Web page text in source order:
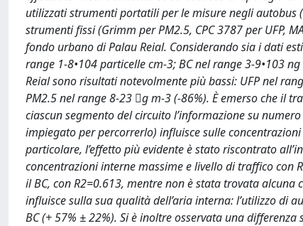
utilizzati strumenti portatili per le misure negli autobus
strumenti fissi (Grimm per PM2.5, CPC 3787 per UFP,
fondo urbano di Palau Reial. Considerando sia i dati
range 1-8•104 particelle cm-3; BC nel range 3-9•103
Reial sono risultati notevolmente più bassi: UFP nel
PM2.5 nel range 8-23 g m-3 (-86%). È emerso che il
ciascun segmento del circuito l’informazione su
impiegato per percorrerlo) influisce sulle
particolare, l’effetto più evidente è stato riscontrato
concentrazioni interne massime e livello di traffico con
il BC, con R2=0.613, mentre non è stata trovata
influisce sulla sua qualità dell’aria interna: l’utilizzo di
BC (+ 57% ± 22%). Si è inoltre osservata una